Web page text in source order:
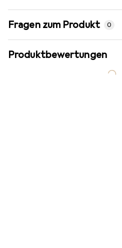
Fragen zum Produkt 0
Produktbewertungen